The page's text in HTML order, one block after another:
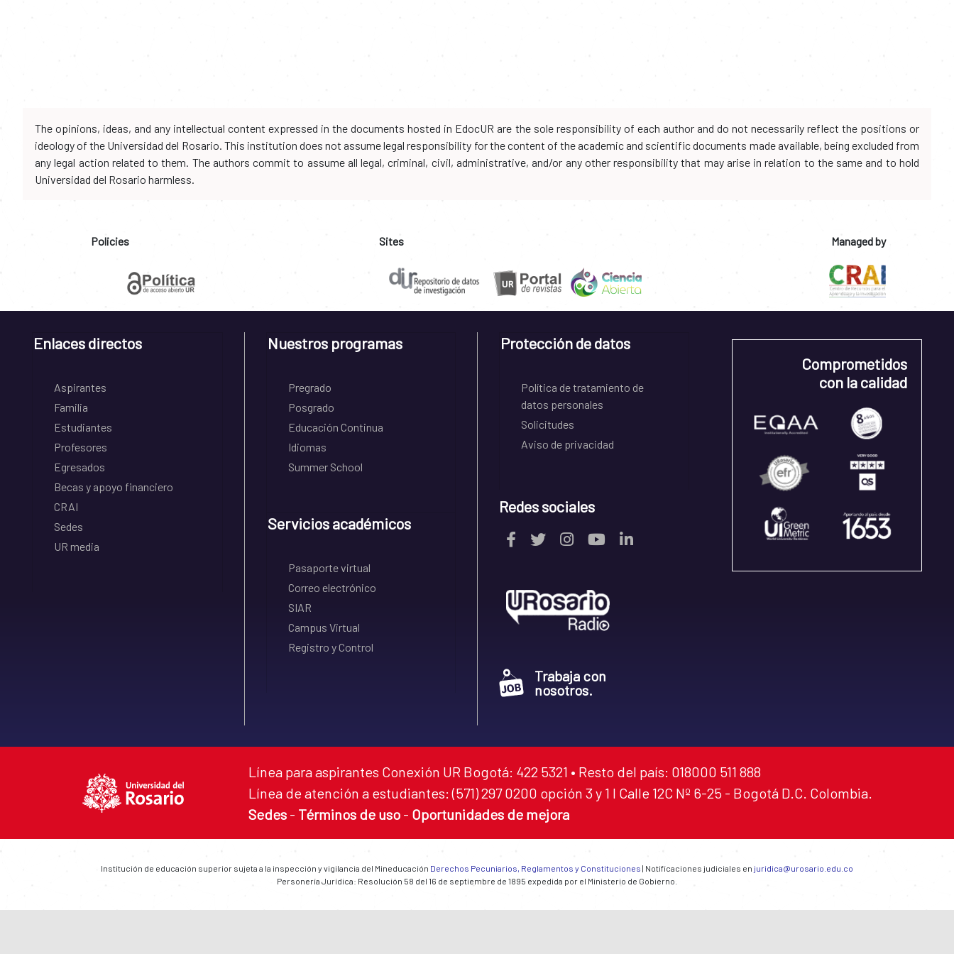
The opinions, ideas, and any intellectual content expressed in the documents hosted in EdocUR are the sole responsibility of each author and do not necessarily reflect the positions or
ideology of the Universidad del Rosario. This institution does not assume legal responsibility for the content of the academic and scientific documents made available, being excluded from
any legal action related to them. The authors commit to assume all legal, criminal, civil, administrative, and/or any other responsibility that may arise in relation to the same and to hold
Universidad del Rosario harmless.
Policies Sites Managed by
Enlaces directos
Aspirantes
Familia
Estudiantes
Profesores
Egresados
Becas y apoyo financiero
CRAI
Sedes
UR media
Nuestros programas
Pregrado
Posgrado
Educación Continua
Idiomas
Summer School
Servicios académicos
Pasaporte virtual
Correo electrónico
SIAR
Campus Virtual
Registro y Control
Protección de datos
Política de tratamiento de
datos personales
Solicitudes
Aviso de privacidad
Redes sociales
Trabaja con
nosotros.
Comprometidos
con la calidad
Línea para aspirantes Conexión UR Bogotá: 422 5321 • Resto del país: 018000 511 888
Línea de atención a estudiantes: (571) 297 0200 opción 3 y 1 I Calle 12C Nº 6-25 - Bogotá D.C. Colombia.
Sedes - Términos de uso - Oportunidades de mejora
Institución de educación superior sujeta a la inspección y vigilancia del Mineducación Derechos Pecuniarios, Reglamentos y Constituciones | Notificaciones judiciales en juridica@urosario.edu.co
Personería Jurídica: Resolución 58 del 16 de septiembre de 1895 expedida por el Ministerio de Gobierno.